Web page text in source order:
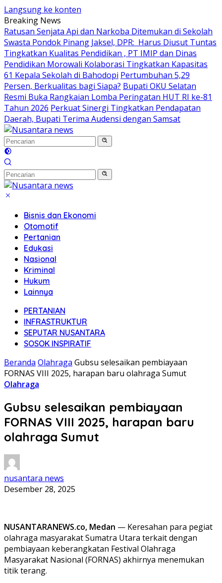
Langsung ke konten
Breaking News
Ratusan Senjata Api dan Narkoba Ditemukan di Sekolah
Swasta Pondok Pinang Jaksel, DPR: Harus Diusut Tuntas
Tingkatkan Kualitas Pendidikan , PT IMIP dan Dinas
Pendidikan Morowali Kolaborasi Tingkatkan Kapasitas
61 Kepala Sekolah di Bahodopi Pertumbuhan 5,29
Persen, Berkualitas bagi Siapa? Bupati OKU Selatan
Resmi Buka Rangkaian Lomba Peringatan HUT RI ke-81
Tahun 2026 Perkuat Sinergi Tingkatkan Pendapatan
Daerah, Bupati Terima Audensi dengan Samsat
Bisnis dan Ekonomi
Otomotif
Pertanian
Edukasi
Nasional
Kriminal
Hukum
Lainnya
PERTANIAN
INFRASTRUKTUR
SEPUTAR NUSANTARA
SOSOK INSPIRATIF
Beranda Olahraga Gubsu selesaikan pembiayaan
FORNAS VIII 2025, harapan baru olahraga Sumut
Olahraga
Gubsu selesaikan pembiayaan
FORNAS VIII 2025, harapan baru
olahraga Sumut
nusantara news
Desember 28, 2025
NUSANTARANEWS.co, Medan — Keresahan para pegiat
olahraga masyarakat Sumatra Utara terkait dengan
pembiayaan keberangkatan Festival Olahraga
Masyarakat Nasional (FORNAS) akhirnya menemukan
titik terang.